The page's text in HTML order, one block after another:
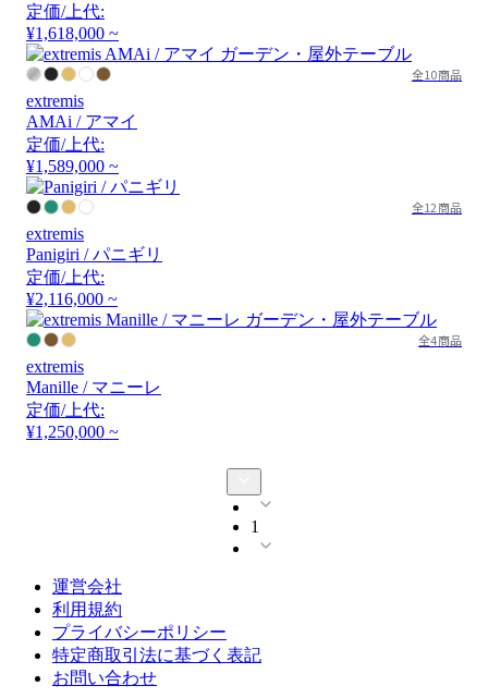
定価/上代:
¥1,618,000 ~
全10商品
extremis
AMAi / アマイ
定価/上代:
¥1,589,000 ~
全12商品
extremis
Panigiri / パニギリ
定価/上代:
¥2,116,000 ~
全4商品
extremis
Manille / マニーレ
定価/上代:
¥1,250,000 ~
1
運営会社
利用規約
プライバシーポリシー
特定商取引法に基づく表記
お問い合わせ